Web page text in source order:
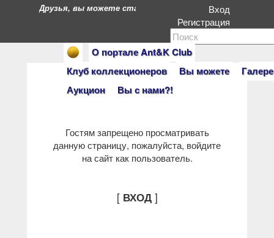
О портале Ant&K Club
Клуб коллекционеров
Вы можете
Аукцион
Вы с нами?!
Друзья, вы можете стать героями нашего портала.
Вход
Регистрация
Гостям запрещено просматривать
данную страницу, пожалуйста, войдите
на сайт как пользователь.
[ ВХОД]